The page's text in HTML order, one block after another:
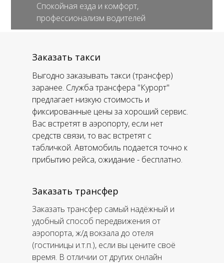
Спокойная езда и комфорт,
профессионализм водителей
Заказать трансфер самый надёжный и
удобный способ передвижения от
аэропорта, ж/д вокзала до отеля
(гостиницы и.т.п.), если вы цените своё
время. В отличии от других онлайн
Заказать трансфер
Выгодно заказывать такси (трансфер)
заранее. Служба трансфера "Курорт"
предлагает низкую стоимость и
фиксированные цены за хороший сервис.
Вас встретят в аэропорту, если нет
средств связи, то вас встретят с
табличкой. Автомобиль подается точно к
прибытию рейса, ожидание - бесплатно.
Заказать такси